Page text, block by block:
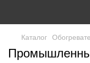
Каталог